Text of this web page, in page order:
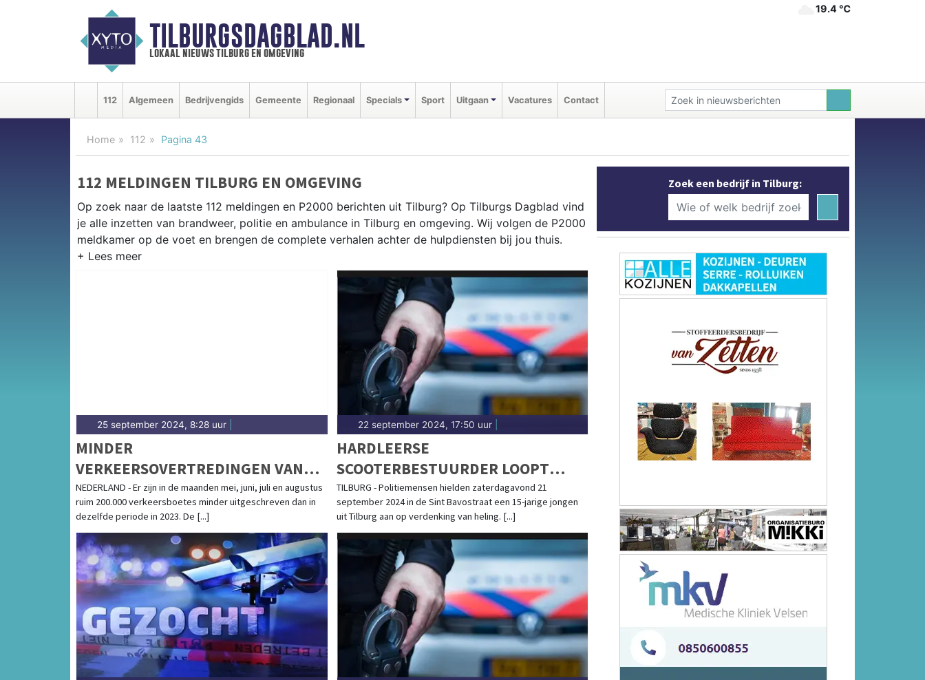
TILBURGSDAGBLAD.NL
lokaal nieuws tilburg en omgeving
19.4 ℃
112 Algemeen Bedrijvengids Gemeente Regionaal Specials Sport Uitgaan Vacatures Contact
Home 112 Pagina 43
112 MELDINGEN TILBURG EN OMGEVING
Op zoek naar de laatste 112 meldingen en P2000 berichten uit Tilburg? Op Tilburgs Dagblad vind
je alle inzetten van brandweer, politie en ambulance in Tilburg en omgeving. Wij volgen de P2000
meldkamer op de voet en brengen de complete verhalen achter de hulpdiensten bij jou thuis.
Van incidenten op de A58 en de N65 tot meldingen in wijken als de Reeshof, Groenewoud, Noord
en de Tilburgse binnenstad — wij brengen het 112-nieuws.
25 september 2024, 8:28 uur
MINDER
VERKEERSOVERTREDINGEN VAN
MEI TOT SEPTEMBER
NEDERLAND - Er zijn in de maanden mei, juni, juli en augustus
ruim 200.000 verkeersboetes minder uitgeschreven dan in
dezelfde periode in 2023. De [...]
22 september 2024, 17:50 uur|
HARDLEERSE
SCOOTERBESTUURDER LOOPT
OPNIEUW TEGEN DE LAMP
TILBURG - Politiemensen hielden zaterdagavond 21
september 2024 in de Sint Bavostraat een 15-jarige jongen
uit Tilburg aan op verdenking van heling. [...]
Zoek een bedrijf in Tilburg: